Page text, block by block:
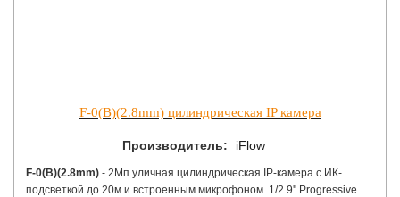
F-0(B)(2.8mm) цилиндрическая IP камера
Производитель: iFlow
F-0(B)(2.8mm) - 2Мп уличная цилиндрическая IP-камера с ИК-
подсветкой до 20м и встроенным микрофоном. 1/2.9'' Progressive